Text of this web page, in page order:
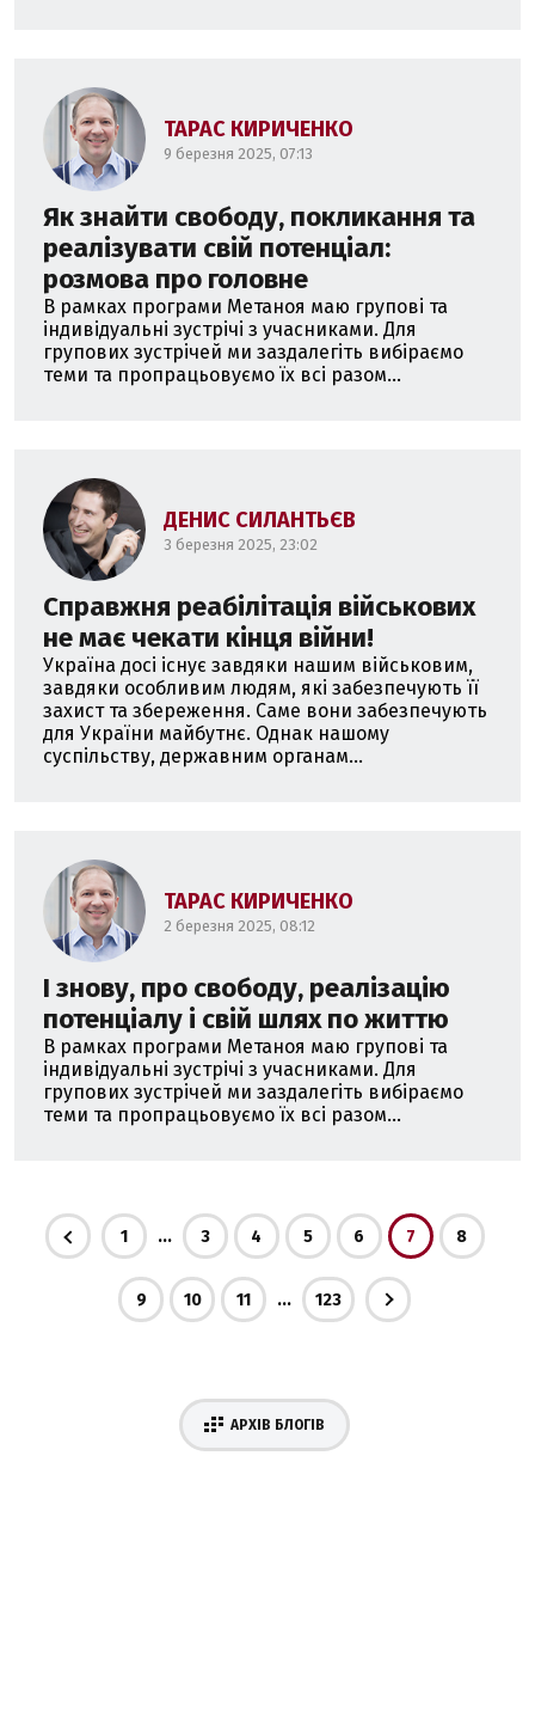
ТАРАС КИРИЧЕНКО
9 березня 2025, 07:13
Як знайти свободу, покликання та
реалізувати свій потенціал:
розмова про головне
В рамках програми Метаноя маю групові та
індивідуальні зустрічі з учасниками. Для
групових зустрічей ми заздалегіть вибіраємо
теми та пропрацьовуємо їх всі разом...
ДЕНИС СИЛАНТЬЄВ
3 березня 2025, 23:02
Справжня реабілітація військових
не має чекати кінця війни!
Україна досі існує завдяки нашим військовим,
завдяки особливим людям, які забезпечують її
захист та збереження. Саме вони забезпечують
для України майбутнє. Однак нашому
суспільству, державним органам...
ТАРАС КИРИЧЕНКО
2 березня 2025, 08:12
І знову, про свободу, реалізацію
потенціалу і свій шлях по життю
В рамках програми Метаноя маю групові та
індивідуальні зустрічі з учасниками. Для
групових зустрічей ми заздалегіть вибіраємо
теми та пропрацьовуємо їх всі разом...
1 ... 3 4 5 6 7 8
9 10 11 ... 123
АРХІВ БЛОГІВ